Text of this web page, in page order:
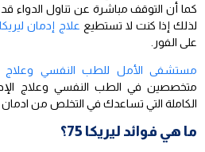
كما أن التوقف مباشرة عن تناول الدواء
لذلك إذا كنت لا تستطيع علاج إدمان ليريكا
على الفور.
مستشفى الأمل للطب النفسي وعلاج
متخصصين في الطب النفسي وعلاج
الكاملة التي تساعدك في التخلص من ادمان
ما هي فوائد ليريكا 75؟